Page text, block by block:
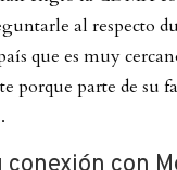
al respecto
que es muy
porque parte de su